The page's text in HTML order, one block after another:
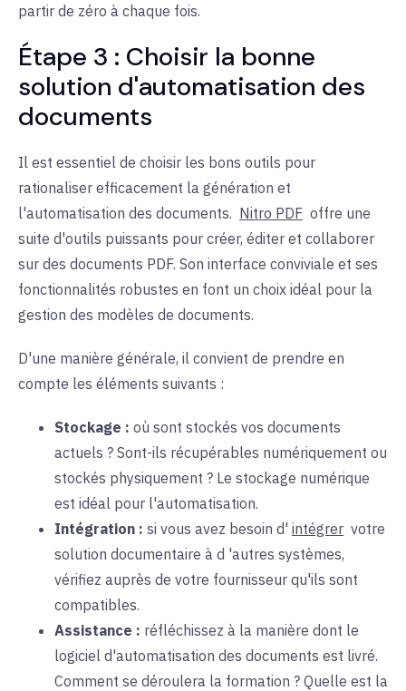
partir de zéro à chaque fois.
Étape 3 : Choisir la bonne
solution d'automatisation des
documents
Il est essentiel de choisir les bons outils pour
rationaliser efficacement la génération et
l'automatisation des documents. Nitro PDF offre une
suite d'outils puissants pour créer, éditer et collaborer
sur des documents PDF. Son interface conviviale et ses
fonctionnalités robustes en font un choix idéal pour la
gestion des modèles de documents.
D'une manière générale, il convient de prendre en
compte les éléments suivants :
Stockage : où sont stockés vos documents
actuels ? Sont-ils récupérables numériquement ou
stockés physiquement ? Le stockage numérique
est idéal pour l'automatisation.
Intégration : si vous avez besoin d' intégrer votre
solution documentaire à d 'autres systèmes,
vérifiez auprès de votre fournisseur qu'ils sont
compatibles.
Assistance : réfléchissez à la manière dont le
logiciel d'automatisation des documents est livré.
Comment se déroulera la formation ? Quelle est la